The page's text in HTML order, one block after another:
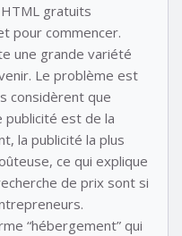
gratuits
pour commencer.
une grande variété
Le problème est
considèrent que
publicité est de la
la publicité la plus
ce qui explique
de prix sont si
“hébergement” qui